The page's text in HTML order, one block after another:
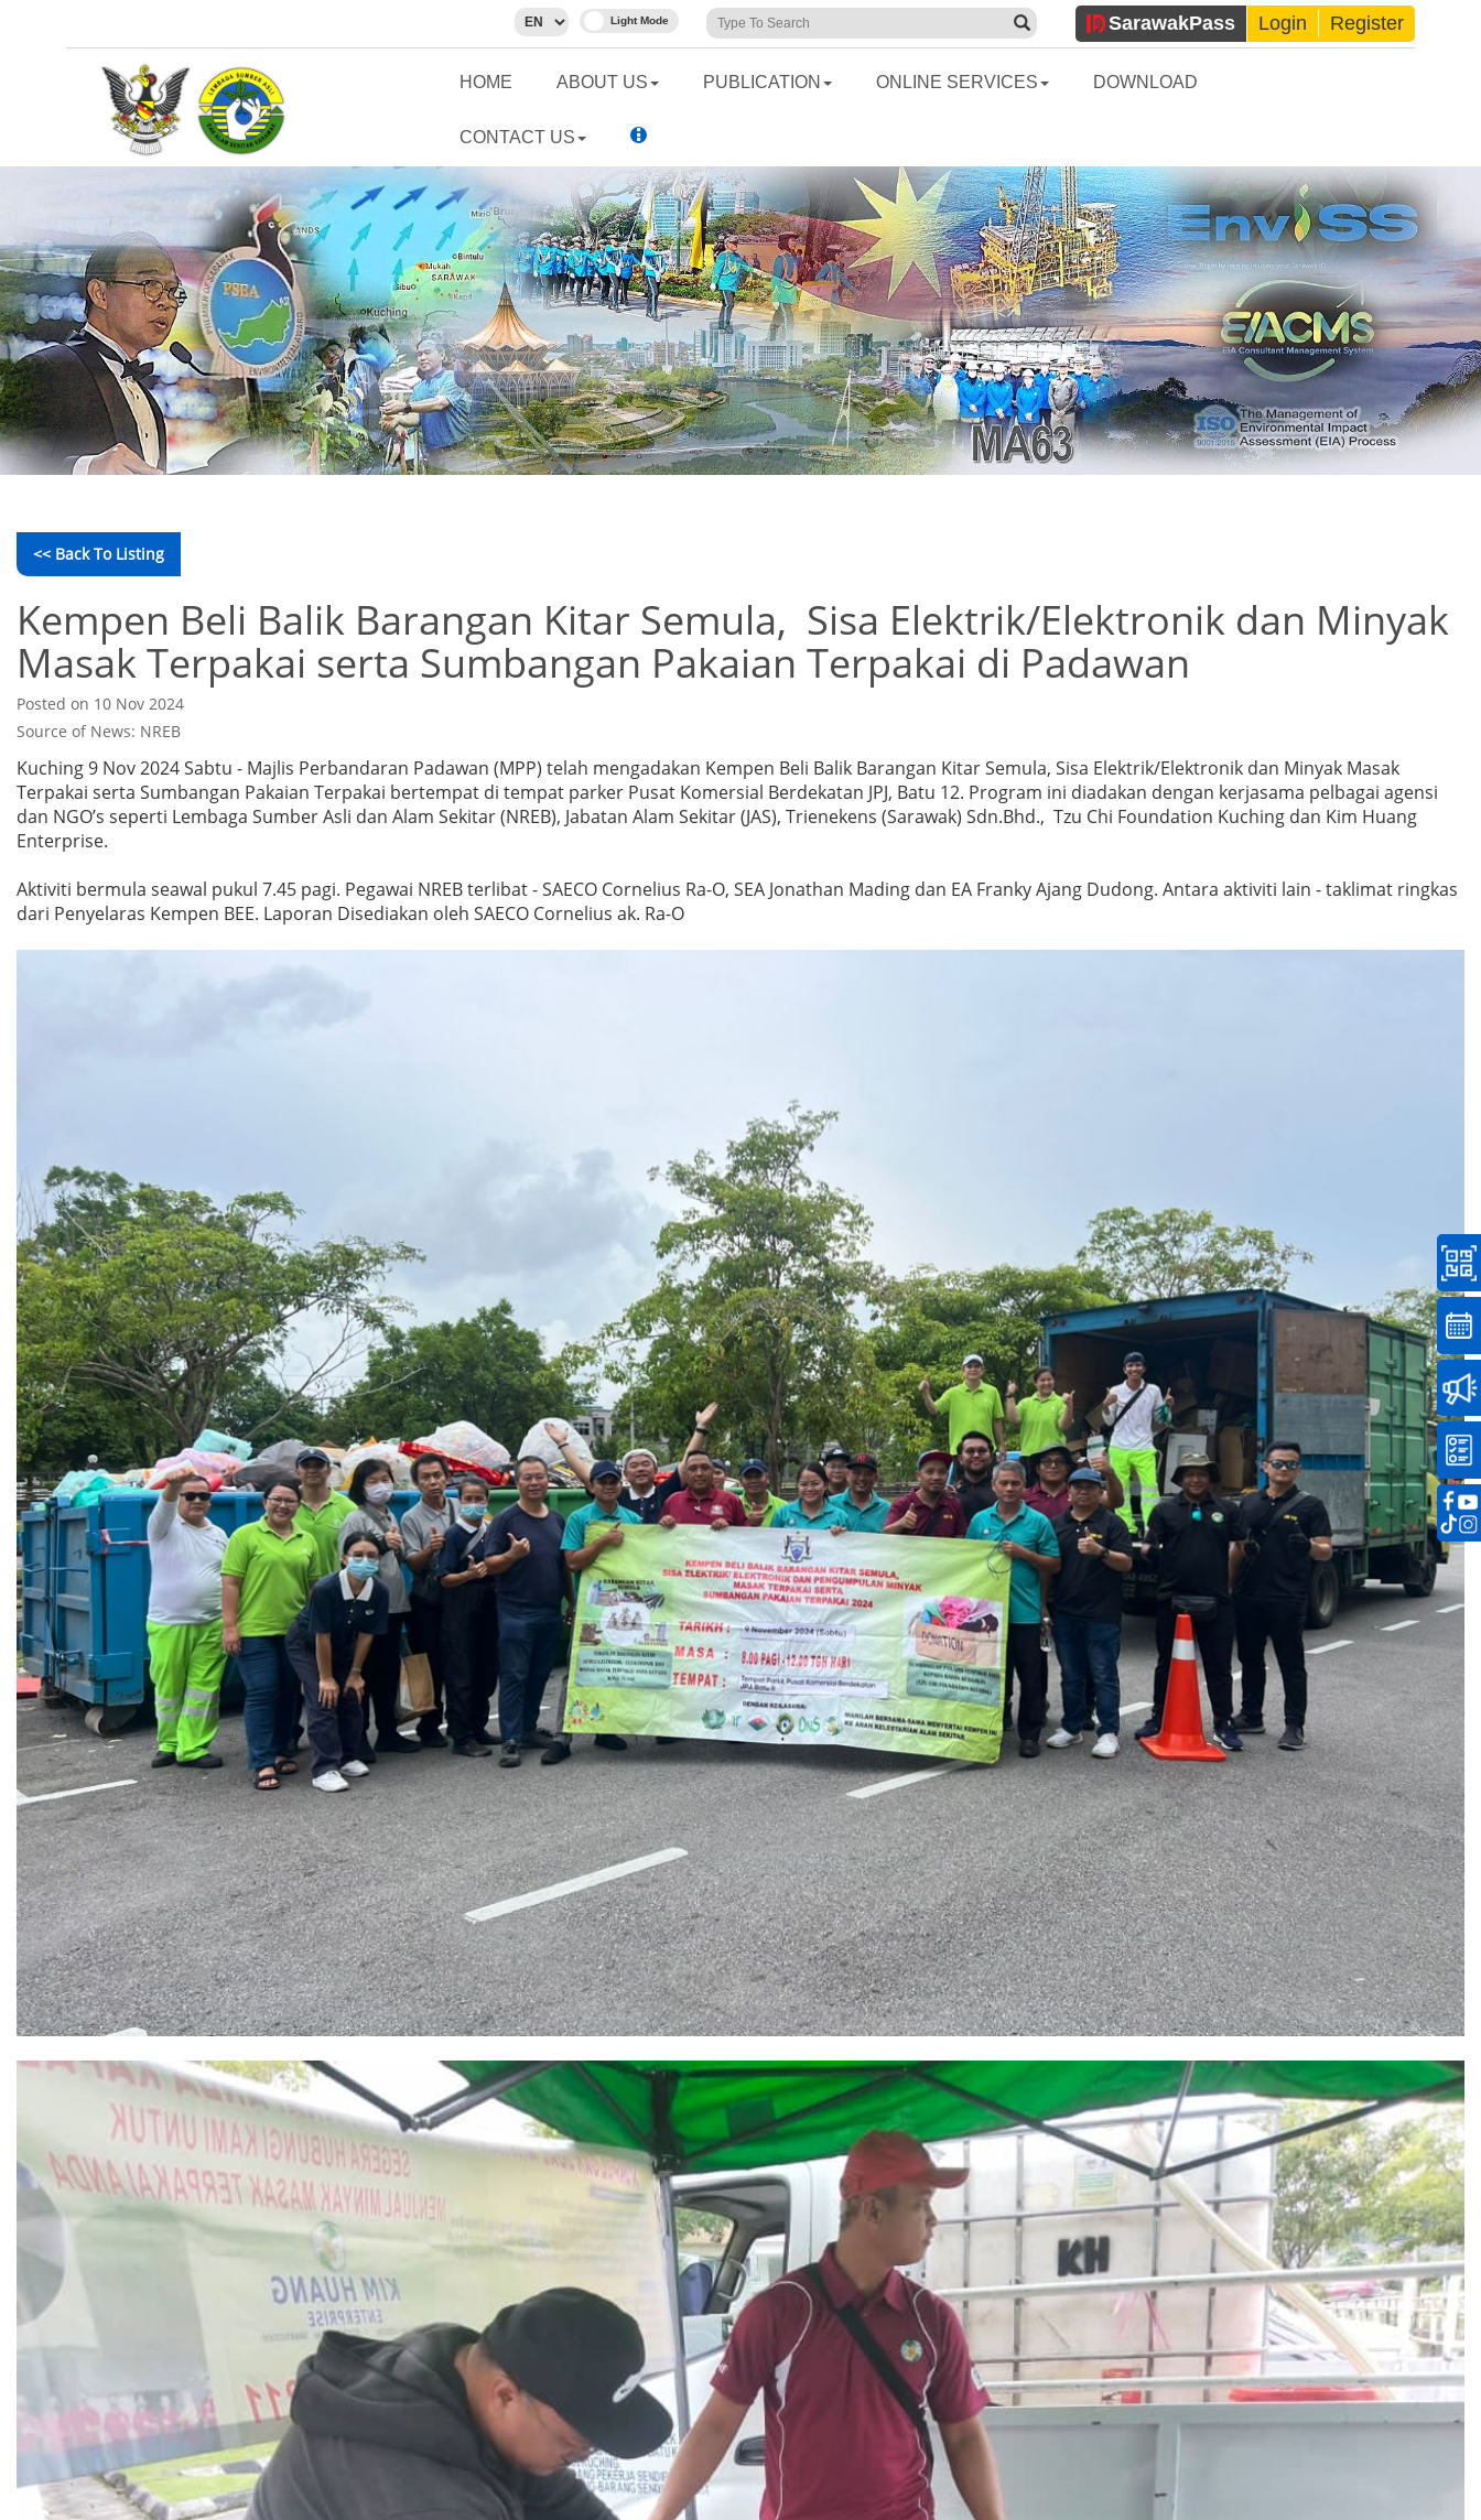
SarawakPass Login Register
HOME ABOUT US PUBLICATION ONLINE SERVICES DOWNLOAD
CONTACT US
<< Back To Listing
Kempen Beli Balik Barangan Kitar Semula, Sisa Elektrik/Elektronik dan Minyak
Masak Terpakai serta Sumbangan Pakaian Terpakai di Padawan
Posted on 10 Nov 2024
Source of News: NREB
Kuching 9 Nov 2024 Sabtu - Majlis Perbandaran Padawan (MPP) telah mengadakan Kempen Beli Balik Barangan Kitar Semula, Sisa Elektrik/Elektronik dan Minyak Masak
Terpakai serta Sumbangan Pakaian Terpakai bertempat di tempat parker Pusat Komersial Berdekatan JPJ, Batu 12. Program ini diadakan dengan kerjasama pelbagai agensi
dan NGO’s seperti Lembaga Sumber Asli dan Alam Sekitar (NREB), Jabatan Alam Sekitar (JAS), Trienekens (Sarawak) Sdn.Bhd., Tzu Chi Foundation Kuching dan Kim Huang
Enterprise.
Aktiviti bermula seawal pukul 7.45 pagi. Pegawai NREB terlibat - SAECO Cornelius Ra-O, SEA Jonathan Mading dan EA Franky Ajang Dudong. Antara aktiviti lain - taklimat ringkas
dari Penyelaras Kempen BEE. Laporan Disediakan oleh SAECO Cornelius ak. Ra-O